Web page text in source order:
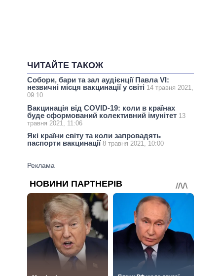
ЧИТАЙТЕ ТАКОЖ
Собори, бари та зал аудієнції Павла VI:
незвичні місця вакцинації у світі 14 травня 2021,
09:10
Вакцинація від COVID-19: коли в країнах
буде сформований колективний імунітет 13
травня 2021, 11:06
Які країни світу та коли запровадять
паспорти вакцинації 8 травня 2021, 10:00